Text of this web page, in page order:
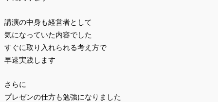
講演の中身も経営者として
気になっていた内容でした
すぐに取り入れられる考え方で
早速実践します
さらに
プレゼンの仕方も勉強になりました